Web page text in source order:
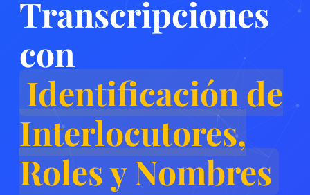
Transcripciones
con
Identificación de
Interlocutores,
Roles y Nombres